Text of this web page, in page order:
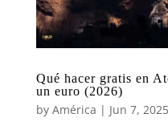
Qué hacer gratis en
un euro (2026)
by América | Jun 7, 2025